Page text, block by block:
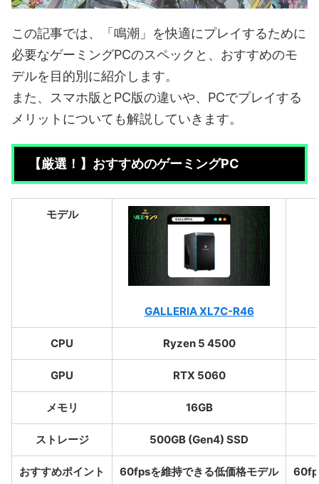
この記事では、「鳴潮」を快適にプレイするために
必要なゲーミングPCのスペックと、おすすめのモ
デルを目的別に紹介します。
また、スマホ版とPC版の違いや、PCでプレイする
メリットについても解説していきます。
【厳選！】おすすめのゲーミングPC
モデル
GALLERIA XL7C-R46
CPU Ryzen 5 4500
GPU RTX 5060
メモリ 16GB
ストレージ 500GB (Gen4) SSD
おすすめポイント 60fpsを維持できる低価格モデル